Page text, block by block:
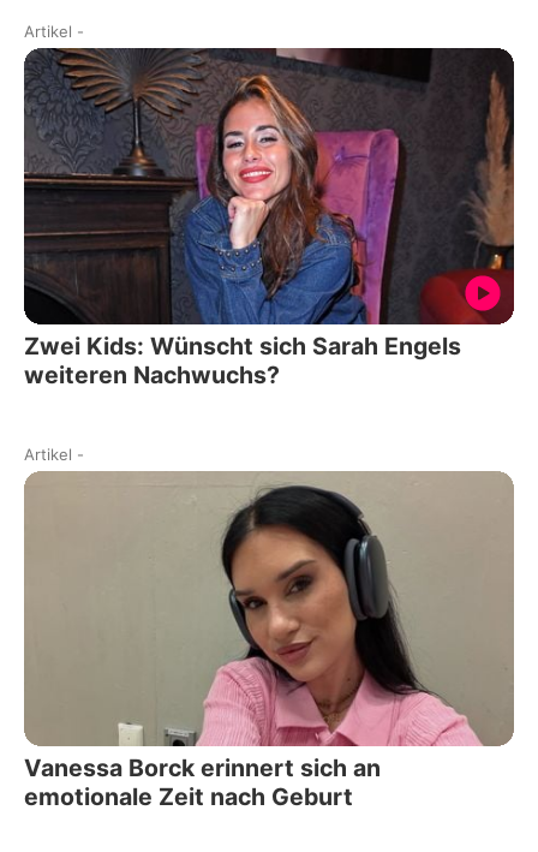
Artikel -
Zwei Kids: Wünscht sich Sarah Engels
weiteren Nachwuchs?
Artikel -
Vanessa Borck erinnert sich an
emotionale Zeit nach Geburt